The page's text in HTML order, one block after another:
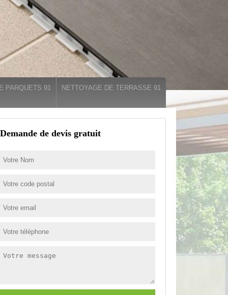
PARQUETS 91 NETTOYAGE DE TERRASSE 91
Demande de devis gratuit